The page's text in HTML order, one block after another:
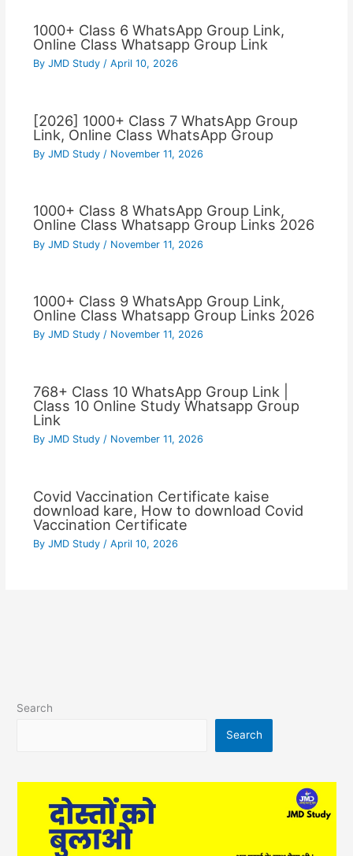
1000+ Class 6 WhatsApp Group Link,
Online Class Whatsapp Group Link
By JMD Study / April 10, 2026
[2026] 1000+ Class 7 WhatsApp Group
Link, Online Class WhatsApp Group
By JMD Study / November 11, 2026
1000+ Class 8 WhatsApp Group Link,
Online Class Whatsapp Group Links 2026
By JMD Study / November 11, 2026
1000+ Class 9 WhatsApp Group Link,
Online Class Whatsapp Group Links 2026
By JMD Study / November 11, 2026
768+ Class 10 WhatsApp Group Link |
Class 10 Online Study Whatsapp Group
Link
By JMD Study / November 11, 2026
Covid Vaccination Certificate kaise
download kare, How to download Covid
Vaccination Certificate
By JMD Study / April 10, 2026
Search
Search